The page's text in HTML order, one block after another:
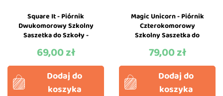
Square It - Piórnik
Dwukomorowy Szkolny
Saszetka do Szkoły -
Cena
69,00 zł
Dodaj do
koszyka
Magic Unicorn - Piórnik
Czterokomorowy
Szkolny Saszetka do
Cena
79,00 zł
Dodaj do
koszyka